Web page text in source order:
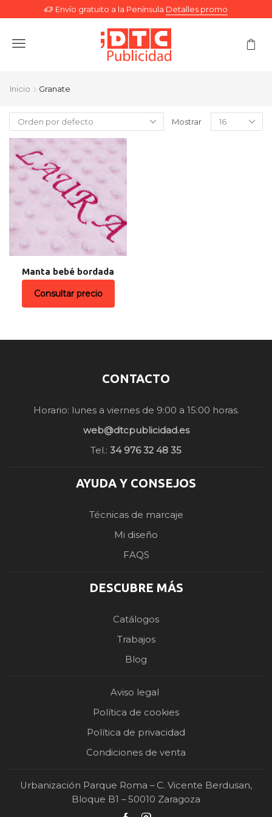
Envío gratuito a la Península Detalles promo
Menu
Inicio Granate
Mostrar
Manta bebé bordada
Consultar precio
CONTACTO
Horario: lunes a viernes de 9:00 a 15:00 horas.
web@dtcpublicidad.es
Tel.: 34 976 32 48 35
AYUDA Y CONSEJOS
Técnicas de marcaje
Mi diseño
FAQS
DESCUBRE MÁS
Catálogos
Trabajos
Blog
Aviso legal
Política de cookies
Política de privacidad
Condiciones de venta
Urbanización Parque Roma – C. Vicente Berdusan,
Bloque B1 – 50010 Zaragoza